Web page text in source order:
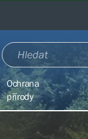
Ochrana
přírody